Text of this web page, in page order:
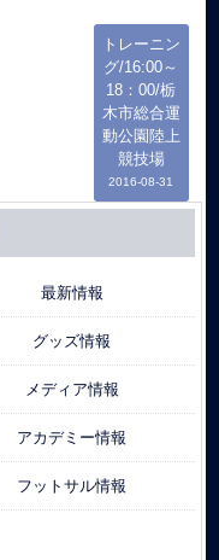
トレーニン
グ/16:00～
18：00/栃
木市総合運
動公園陸上
競技場
2016-08-31
最新情報
グッズ情報
メディア情報
アカデミー情報
フットサル情報